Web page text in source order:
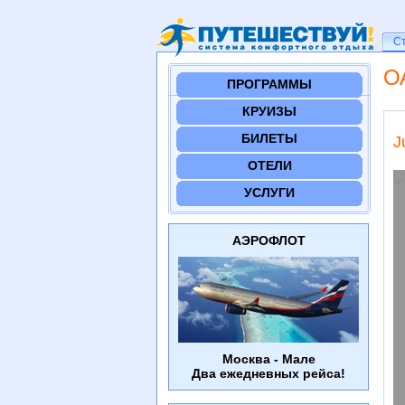
ПРОГРАММЫ
КРУИЗЫ
БИЛЕТЫ
ОТЕЛИ
УСЛУГИ
АЭРОФЛОТ
Москва - Мале
Два ежедневных рейса!